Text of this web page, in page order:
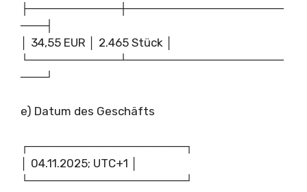
├───────────┼───────────────────
───┤
│ 34,55 EUR │ 2.465 Stück │
└───────────┴───────────────────
───┘
e) Datum des Geschäfts
┌───────────────────┐
│ 04.11.2025; UTC+1 │
└───────────────────┘